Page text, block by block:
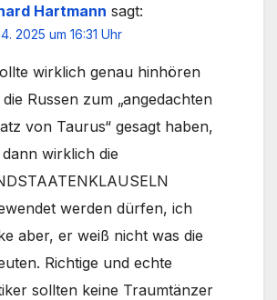
Hartmann sagt:
2025 um 16:31 Uhr
wirklich genau hinhören
Russen zum „angedachten
von Taurus“ gesagt haben,
wirklich die
werden dürfen, ich
aber, er weiß nicht was die
Richtige und echte
sollten keine Traumtänzer